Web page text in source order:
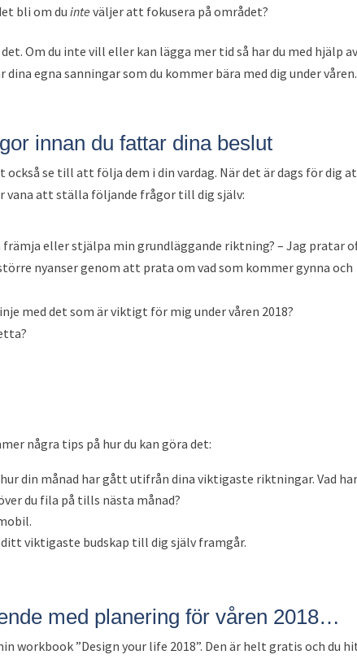
bli om duinte väljer att fokusera på området?
Om du inte vill eller kan lägga mer tid så har du med hjälp
egna sanningar som du kommer bära med dig under våren.
innan du fattar dina beslut
också se till att följa dem i din vardag. När det är dags för dig
att ställa följande frågor till dig själv:
eller stjälpa min grundläggande riktning? – Jag pratar
nyanser genom att prata om vad som kommer gynna och
med det som är viktigt för mig under våren 2018?
några tips på hur du kan göra det:
din månad har gått utifrån dina viktigaste riktningar. Vad
du fila på tills nästa månad?
viktigaste budskap till dig själv framgår.
med planering för våren 2018…
workbook ”Design your life 2018”. Den är helt gratis och du